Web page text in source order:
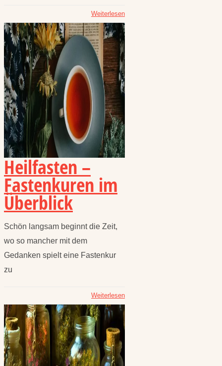
Weiterlesen
Heilfasten –
Fastenkuren im
Überblick
Schön langsam beginnt die Zeit,
wo so mancher mit dem
Gedanken spielt eine Fastenkur
zu
Weiterlesen